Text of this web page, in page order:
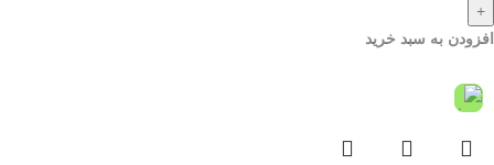
+
افزودن به سبد خرید